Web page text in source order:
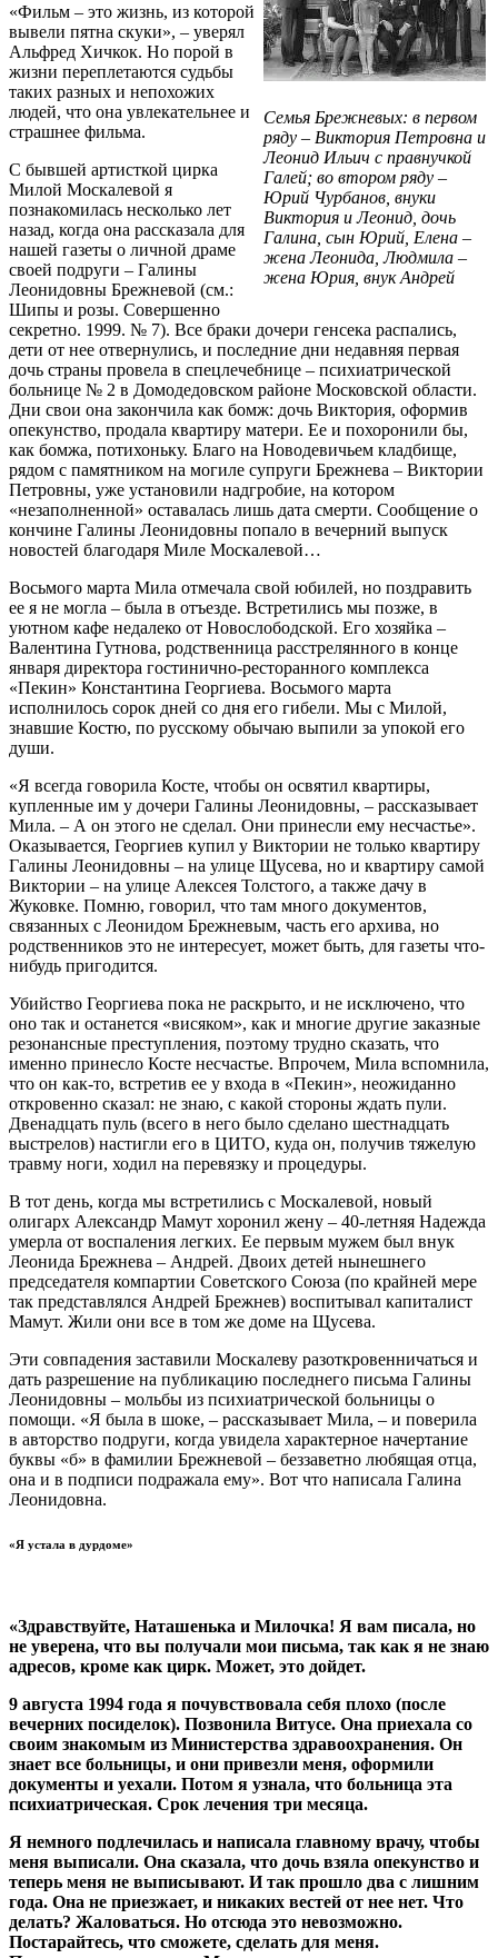
Семья Брежневых: в первом
ряду – Виктория Петровна и
Леонид Ильич с правнучкой
Галей; во втором ряду –
Юрий Чурбанов, внуки
Виктория и Леонид, дочь
Галина, сын Юрий, Елена –
жена Леонида, Людмила –
жена Юрия, внук Андрей
«Фильм – это жизнь, из которой
вывели пятна скуки», – уверял
Альфред Хичкок. Но порой в
жизни переплетаются судьбы
таких разных и непохожих
людей, что она увлекательнее и
страшнее фильма.
С бывшей артисткой цирка
Милой Москалевой я
познакомилась несколько лет
назад, когда она рассказала для
нашей газеты о личной драме
своей подруги – Галины
Леонидовны Брежневой (см.:
Шипы и розы. Совершенно
секретно. 1999. № 7). Все браки дочери генсека распались,
дети от нее отвернулись, и последние дни недавняя первая
дочь страны провела в спецлечебнице – психиатрической
больнице № 2 в Домодедовском районе Московской области.
Дни свои она закончила как бомж: дочь Виктория, оформив
опекунство, продала квартиру матери. Ее и похоронили бы,
как бомжа, потихоньку. Благо на Новодевичьем кладбище,
рядом с памятником на могиле супруги Брежнева – Виктории
Петровны, уже установили надгробие, на котором
«незаполненной» оставалась лишь дата смерти. Сообщение о
кончине Галины Леонидовны попало в вечерний выпуск
новостей благодаря Миле Москалевой…
Восьмого марта Мила отмечала свой юбилей, но поздравить
ее я не могла – была в отъезде. Встретились мы позже, в
уютном кафе недалеко от Новослободской. Его хозяйка –
Валентина Гутнова, родственница расстрелянного в конце
января директора гостинично-ресторанного комплекса
«Пекин» Константина Георгиева. Восьмого марта
исполнилось сорок дней со дня его гибели. Мы с Милой,
знавшие Костю, по русскому обычаю выпили за упокой его
души.
«Я всегда говорила Косте, чтобы он освятил квартиры,
купленные им у дочери Галины Леонидовны, – рассказывает
Мила. – А он этого не сделал. Они принесли ему несчастье».
Оказывается, Георгиев купил у Виктории не только квартиру
Галины Леонидовны – на улице Щусева, но и квартиру самой
Виктории – на улице Алексея Толстого, а также дачу в
Жуковке. Помню, говорил, что там много документов,
связанных с Леонидом Брежневым, часть его архива, но
родственников это не интересует, может быть, для газеты что-
нибудь пригодится.
Убийство Георгиева пока не раскрыто, и не исключено, что
оно так и останется «висяком», как и многие другие заказные
резонансные преступления, поэтому трудно сказать, что
именно принесло Косте несчастье. Впрочем, Мила вспомнила,
что он как-то, встретив ее у входа в «Пекин», неожиданно
откровенно сказал: не знаю, с какой стороны ждать пули.
Двенадцать пуль (всего в него было сделано шестнадцать
выстрелов) настигли его в ЦИТО, куда он, получив тяжелую
травму ноги, ходил на перевязку и процедуры.
В тот день, когда мы встретились с Москалевой, новый
олигарх Александр Мамут хоронил жену – 40-летняя Надежда
умерла от воспаления легких. Ее первым мужем был внук
Леонида Брежнева – Андрей. Двоих детей нынешнего
председателя компартии Советского Союза (по крайней мере
так представлялся Андрей Брежнев) воспитывал капиталист
Мамут. Жили они все в том же доме на Щусева.
Эти совпадения заставили Москалеву разоткровенничаться и
дать разрешение на публикацию последнего письма Галины
Леонидовны – мольбы из психиатрической больницы о
помощи. «Я была в шоке, – рассказывает Мила, – и поверила
в авторство подруги, когда увидела характерное начертание
буквы «б» в фамилии Брежневой – беззаветно любящая отца,
она и в подписи подражала ему». Вот что написала Галина
Леонидовна.
«Я устала в дурдоме»
«Здравствуйте, Наташенька и Милочка! Я вам писала, но
не уверена, что вы получали мои письма, так как я не знаю
адресов, кроме как цирк. Может, это дойдет.
9 августа 1994 года я почувствовала себя плохо (после
вечерних посиделок). Позвонила Витусе. Она приехала со
своим знакомым из Министерства здравоохранения. Он
знает все больницы, и они привезли меня, оформили
документы и уехали. Потом я узнала, что больница эта
психиатрическая. Срок лечения три месяца.
Я немного подлечилась и написала главному врачу, чтобы
меня выписали. Она сказала, что дочь взяла опекунство и
теперь меня не выписывают. И так прошло два с лишним
года. Она не приезжает, и никаких вестей от нее нет. Что
делать? Жаловаться. Но отсюда это невозможно.
Постарайтесь, что сможете, сделать для меня.